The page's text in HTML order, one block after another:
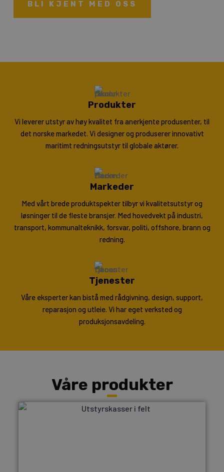
BLI KJENT MED OSS
Produkter
Vi leverer utstyr av høy kvalitet fra anerkjente produsenter, til
det norske markedet. Vi designer og produserer innovativt
maritimt redningsutstyr til globale aktører.
Markeder
Med vårt brede produktspekter tilbyr vi kvalitetsutstyr og
løsninger til de fleste bransjer. Med hovedvekt på industri,
transport, kommunalteknikk, forsvar, politi, offshore, brann og
redning.
Tjenester
Våre eksperter kan bistå med rådgivning, design, support,
reparasjon og utleie. Vi har eget verksted og
produksjonsavdeling.
Våre produkter